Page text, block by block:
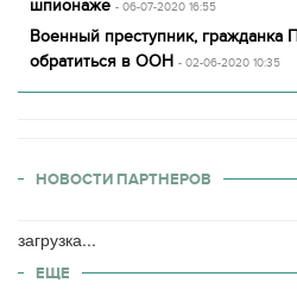
шпионаже - 06-07-2020 16:55
Военный преступник, гражданка
обратиться в ООН - 02-06-2020 10:35
НОВОСТИ ПАРТНЕРОВ
загрузка...
ЕЩЕ